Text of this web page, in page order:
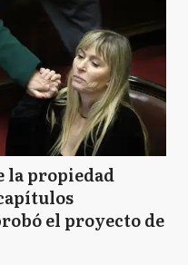
la propiedad
el proyecto de